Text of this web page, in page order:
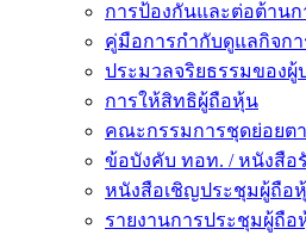
การป้องกันและต่อต้านก
คู่มือการกำกับดูแลกิจก
ประมวลจริยธรรมของผู้
การให้สิทธิผู้ถือหุ้น
คณะกรรมการชุดย่อยต
ข้อบังคับ ทอท. / หนังสือ
หนังสือเชิญประชุมผู้ถือ
รายงานการประชุมผู้ถือ